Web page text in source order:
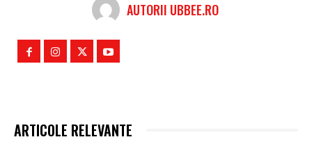
AUTORII UBBEE.RO
ARTICOLE RELEVANTE